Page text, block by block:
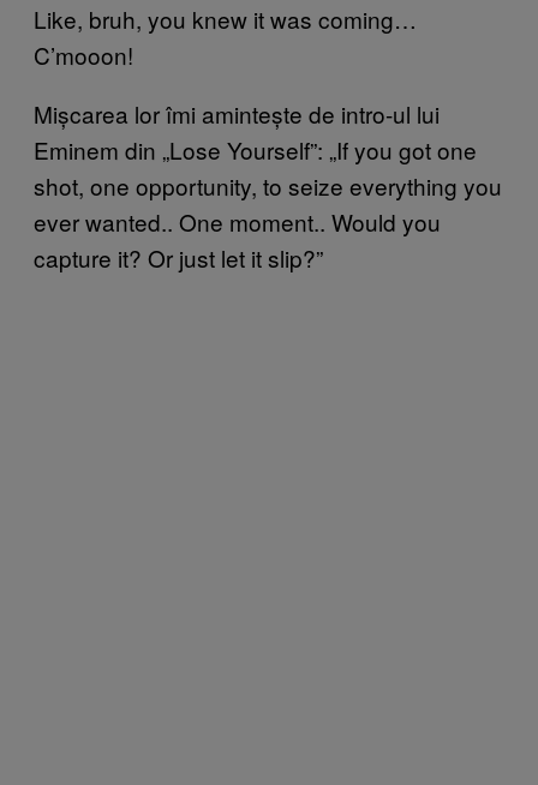
Like, bruh, you knew it was coming…
C’mooon!
Mișcarea lor îmi amintește de intro-ul lui
Eminem din „Lose Yourself”: „If you got one
shot, one opportunity, to seize everything you
ever wanted.. One moment.. Would you
capture it? Or just let it slip?”